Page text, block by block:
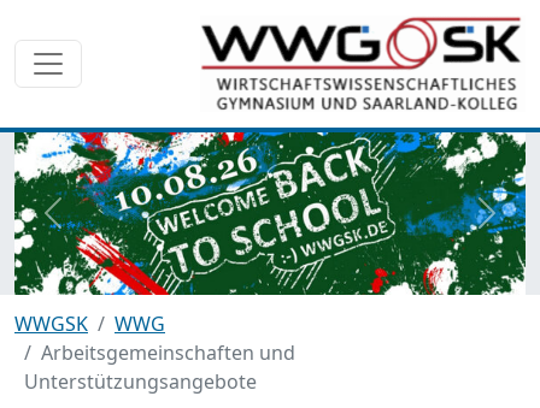
zurück
WWGSK
WWG
Arbeitsgemeinschaften und
Unterstützungsangebote